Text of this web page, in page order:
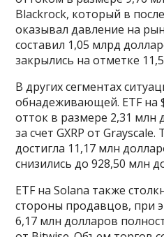
Blackrock, который в
оказывал давление на
составил 1,05 млрд
закрылись на отметке
В других сегментах
обнадеживающей. ETF на
отток в размере 2,31 млн
за счет GXRP от
достигла 11,17 млн
снизились до 928,50 млн
ETF на Solana также
стороны продавцов, при
6,17 млн долларов